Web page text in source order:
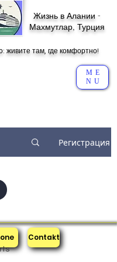
Жизнь в Алании -
Махмутлар, Турция
живите там, где комфортно!
ME
NU
Регистрация
Contakt